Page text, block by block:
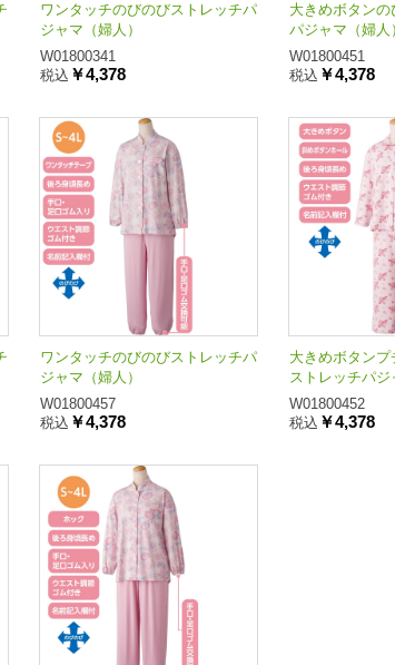
ワンタッチのびのびストレッチパ
ジャマ（婦人）
W01800341
税込 ￥4,378
大きめボタン
パジャマ（婦人
W01800451
税込 ￥4,378
ワンタッチのびのびストレッチパ
ジャマ（婦人）
W01800457
税込 ￥4,378
大きめボタン
ストレッチパジ
W01800452
税込 ￥4,378